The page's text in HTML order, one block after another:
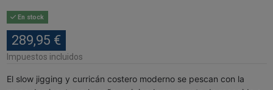
En stock
289,95 €
Impuestos incluidos
El slow jigging y curricán costero moderno se pescan con la